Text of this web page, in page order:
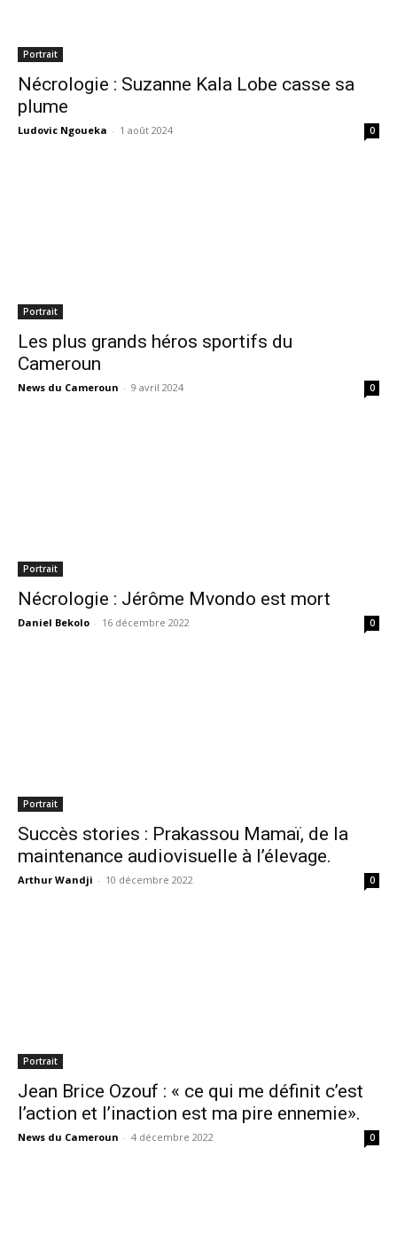
Portrait
Nécrologie : Suzanne Kala Lobe casse sa
plume
Ludovic Ngoueka - 1 août 2024 0
Portrait
Les plus grands héros sportifs du
Cameroun
News du Cameroun - 9 avril 2024 0
Portrait
Nécrologie : Jérôme Mvondo est mort
Daniel Bekolo - 16 décembre 2022 0
Portrait
Succès stories : Prakassou Mamaï, de la
maintenance audiovisuelle à l’élevage.
Arthur Wandji - 10 décembre 2022 0
Portrait
Jean Brice Ozouf : « ce qui me définit c’est
l’action et l’inaction est ma pire ennemie».
News du Cameroun - 4 décembre 2022 0